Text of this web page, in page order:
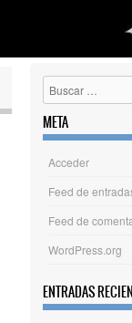
Buscar
META
Acceder
Feed de
Feed de
WordPress.org
ENTRADAS